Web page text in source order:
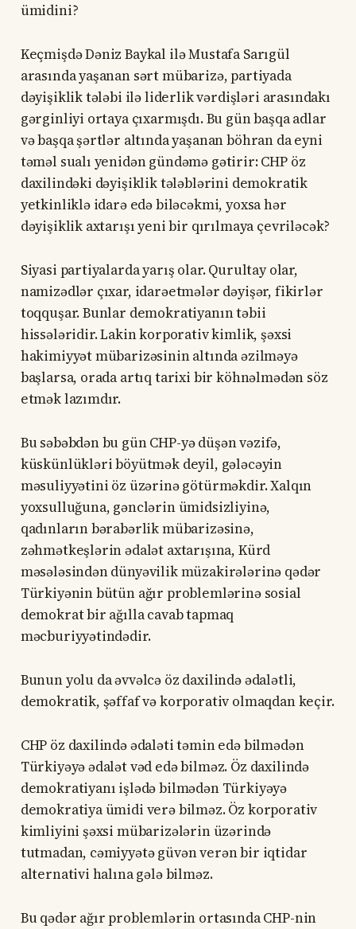
ümidini?
Keçmişdə Dəniz Baykal ilə Mustafa Sarıgül
arasında yaşanan sərt mübarizə, partiyada
dəyişiklik tələbi ilə liderlik vərdişləri arasındakı
gərginliyi ortaya çıxarmışdı. Bu gün başqa adlar
və başqa şərtlər altında yaşanan böhran da eyni
təməl sualı yenidən gündəmə gətirir: CHP öz
daxilindəki dəyişiklik tələblərini demokratik
yetkinliklə idarə edə biləcəkmi, yoxsa hər
dəyişiklik axtarışı yeni bir qırılmaya çevriləcək?
Siyasi partiyalarda yarış olar. Qurultay olar,
namizədlər çıxar, idarəetmələr dəyişər, fikirlər
toqquşar. Bunlar demokratiyanın təbii
hissələridir. Lakin korporativ kimlik, şəxsi
hakimiyyət mübarizəsinin altında əzilməyə
başlarsa, orada artıq tarixi bir köhnəlmədən söz
etmək lazımdır.
Bu səbəbdən bu gün CHP-yə düşən vəzifə,
küskünlükləri böyütmək deyil, gələcəyin
məsuliyyətini öz üzərinə götürməkdir. Xalqın
yoxsulluğuna, gənclərin ümidsizliyinə,
qadınların bərabərlik mübarizəsinə,
zəhmətkeşlərin ədalət axtarışına, Kürd
məsələsindən dünyəvilik müzakirələrinə qədər
Türkiyənin bütün ağır problemlərinə sosial
demokrat bir ağılla cavab tapmaq
məcburiyyətindədir.
Bunun yolu da əvvəlcə öz daxilində ədalətli,
demokratik, şəffaf və korporativ olmaqdan keçir.
CHP öz daxilində ədaləti təmin edə bilmədən
Türkiyəyə ədalət vəd edə bilməz. Öz daxilində
demokratiyanı işlədə bilmədən Türkiyəyə
demokratiya ümidi verə bilməz. Öz korporativ
kimliyini şəxsi mübarizələrin üzərində
tutmadan, cəmiyyətə güvən verən bir iqtidar
alternativi halına gələ bilməz.
Bu qədər ağır problemlərin ortasında CHP-nin